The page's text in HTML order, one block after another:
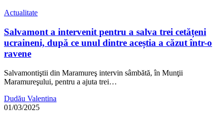
Actualitate
Salvamont a intervenit pentru a salva trei cetățeni
ucraineni, după ce unul dintre aceștia a căzut într-o
ravene
Salvamontiştii din Maramureş intervin sâmbătă, în Munţii
Maramureşului, pentru a ajuta trei…
Dudău Valentina
01/03/2025